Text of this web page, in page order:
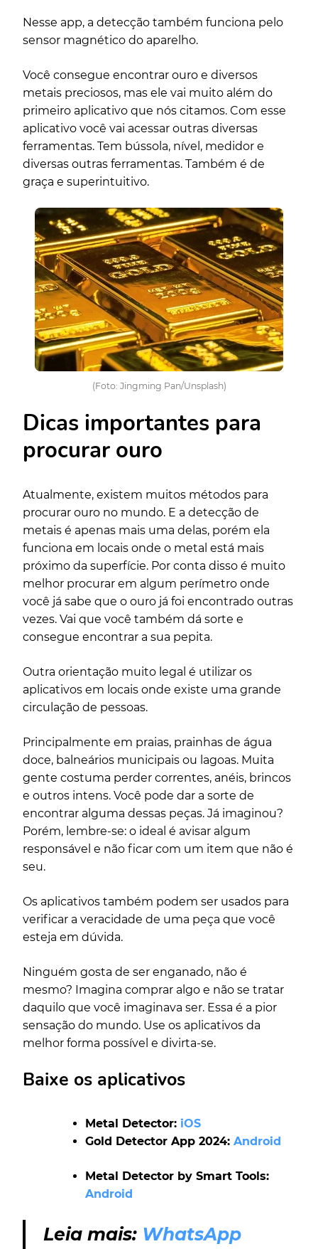
Nesse app, a detecção também funciona pelo
sensor magnético do aparelho.
Você consegue encontrar ouro e diversos
metais preciosos, mas ele vai muito além do
primeiro aplicativo que nós citamos. Com esse
aplicativo você vai acessar outras diversas
ferramentas. Tem bússola, nível, medidor e
diversas outras ferramentas. Também é de
graça e superintuitivo.
(Foto: Jingming Pan/Unsplash)
Dicas importantes para
procurar ouro
Atualmente, existem muitos métodos para
procurar ouro no mundo. E a detecção de
metais é apenas mais uma delas, porém ela
funciona em locais onde o metal está mais
próximo da superfície. Por conta disso é muito
melhor procurar em algum perímetro onde
você já sabe que o ouro já foi encontrado outras
vezes. Vai que você também dá sorte e
consegue encontrar a sua pepita.
Outra orientação muito legal é utilizar os
aplicativos em locais onde existe uma grande
circulação de pessoas.
Principalmente em praias, prainhas de água
doce, balneários municipais ou lagoas. Muita
gente costuma perder correntes, anéis, brincos
e outros intens. Você pode dar a sorte de
encontrar alguma dessas peças. Já imaginou?
Porém, lembre-se: o ideal é avisar algum
responsável e não ficar com um item que não é
seu.
Os aplicativos também podem ser usados para
verificar a veracidade de uma peça que você
esteja em dúvida.
Ninguém gosta de ser enganado, não é
mesmo? Imagina comprar algo e não se tratar
daquilo que você imaginava ser. Essa é a pior
sensação do mundo. Use os aplicativos da
melhor forma possível e divirta-se.
Baixe os aplicativos
Metal Detector: iOS
Gold Detector App 2024: Android
Metal Detector by Smart Tools:
Android
Leia mais: WhatsApp